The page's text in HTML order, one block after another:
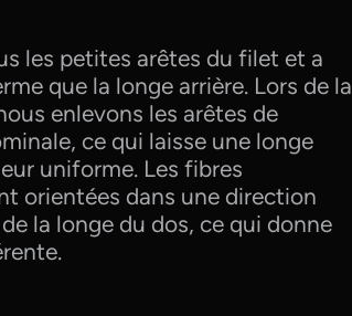
les petites arêtes du filet et a
que la longe arrière. Lors de la
enlevons les arêtes de
ce qui laisse une longe
uniforme. Les fibres
orientées dans une direction
la longe du dos, ce qui donne